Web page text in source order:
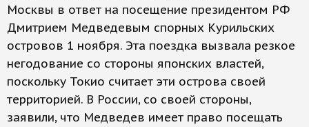
Москвы в ответ на посещение президентом РФ
Дмитрием Медведевым спорных Курильских
островов 1 ноября. Эта поездка вызвала резкое
негодование со стороны японских властей,
поскольку Токио считает эти острова своей
территорией. В России, со своей стороны,
заявили, что Медведев имеет право посещать